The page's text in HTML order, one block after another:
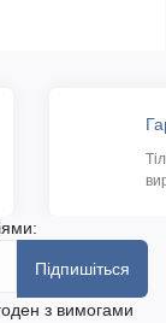
Підпишіться
з вимогами